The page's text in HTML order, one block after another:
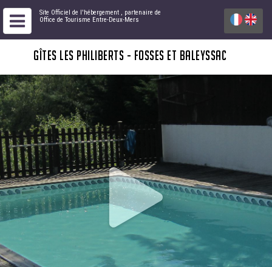
Site Officiel de l'hébergement , partenaire de
Office de Tourisme Entre-Deux-Mers
GÎTES LES PHILIBERTS - FOSSES ET BALEYSSAC